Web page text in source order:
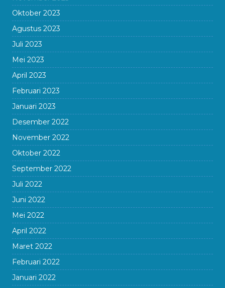
Oktober 2023
Agustus 2023
Juli 2023
Mei 2023
April 2023
Februari 2023
Januari 2023
Desember 2022
November 2022
Oktober 2022
September 2022
Juli 2022
Juni 2022
Mei 2022
April 2022
Maret 2022
Februari 2022
Januari 2022